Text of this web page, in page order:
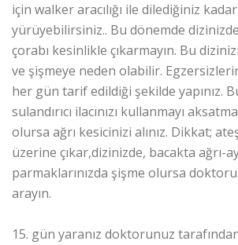
için walker aracılığı ile dilediğiniz
yürüyebilirsiniz.. Bu dönemde
çorabı kesinlikle çıkarmayın. Bu
ve şişmeye neden olabilir.
her gün tarif edildiği şekilde yapınız.
sulandırıcı ilacınızı kullanmayı
olursa ağrı kesicinizi alınız. Dikkat;
üzerine çıkar,dizinizde, bacakta ağrı-
parmaklarınızda şişme olursa
arayın.
15. gün yaranız doktorunuz